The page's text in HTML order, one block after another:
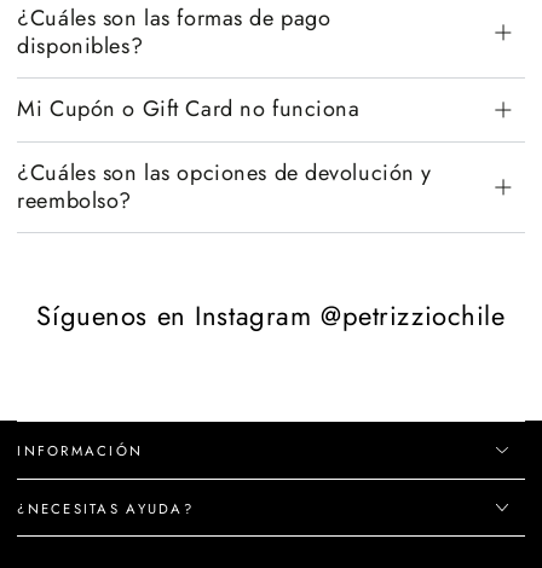
¿Cuáles son las formas de pago
disponibles?
Mi Cupón o Gift Card no funciona
¿Cuáles son las opciones de devolución y
reembolso?
Síguenos en Instagram @petrizziochile
INFORMACIÓN
¿NECESITAS AYUDA?